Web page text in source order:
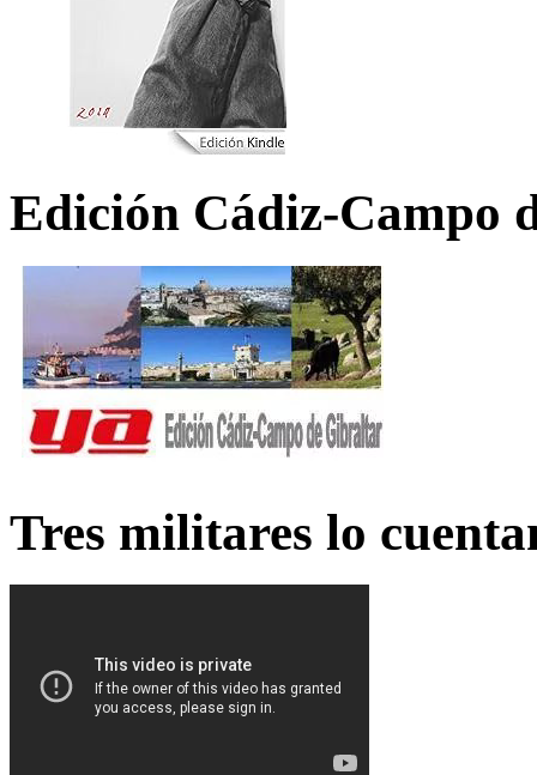
Edición Cádiz-Campo
Tres militares lo